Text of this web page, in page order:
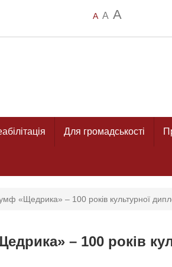
A A A
Для громадськості
«Щедрика» – 100 років культурної
– 100 років